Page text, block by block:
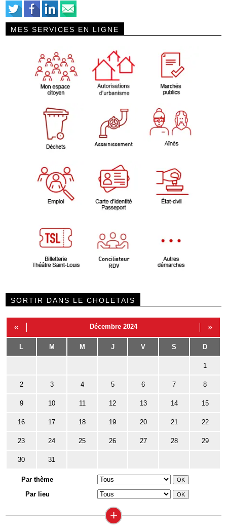
MES SERVICES EN LIGNE
SORTIR DANS LE CHOLETAIS
« Décembre 2024 »
L M M J V S D
1
2 3 4 5 6 7 8
9 10 11 12 13 14 15
16 17 18 19 20 21 22
23 24 25 26 27 28 29
30 31
Par thème
Par lieu
+